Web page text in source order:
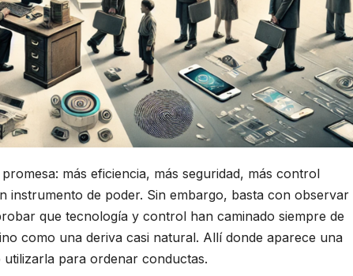
más eficiencia, más seguridad, más control
de poder. Sin embargo, basta con observar
que tecnología y control han caminado siempre de
como una deriva casi natural. Allí donde aparece una
para ordenar conductas.